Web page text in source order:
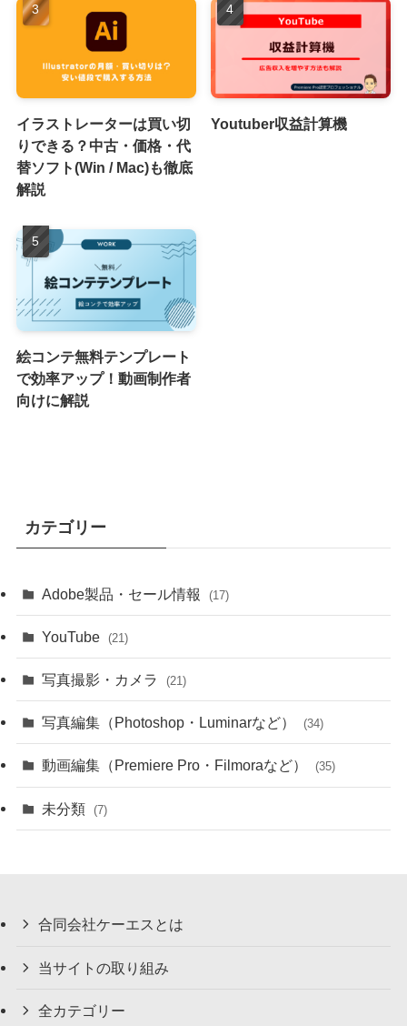
イラストレーターは買い切
りできる？中古・価格・代
替ソフト(Win / Mac)も徹底
解説
Youtuber収益計算機
絵コンテ無料テンプレート
で効率アップ！動画制作者
向けに解説
カテゴリー
Adobe製品・セール情報 (17)
YouTube (21)
写真撮影・カメラ (21)
写真編集（Photoshop・Luminarなど） (34)
動画編集（Premiere Pro・Filmoraなど） (35)
未分類 (7)
合同会社ケーエスとは
当サイトの取り組み
全カテゴリー